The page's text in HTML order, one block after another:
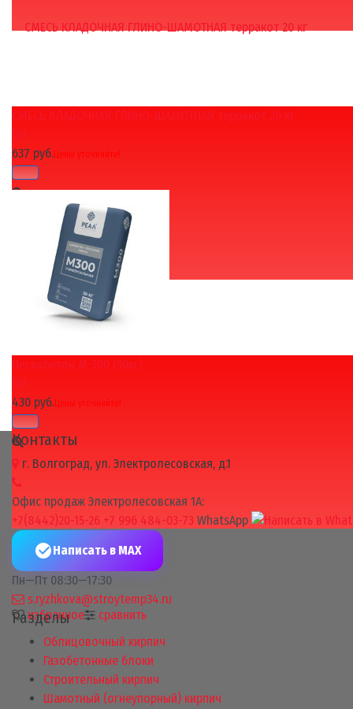
избранное сравнить
избранное сравнить
СМЕСЬ КЛАДОЧНАЯ ГЛИНО-ШАМОТНАЯ терракот 20 кг
(0)
637 руб.Цены уточняйте!
избранное сравнить
Пескобетон М-300 (50кг)
(0)
430 руб.Цены уточняйте!
Контакты
г. Волгоград, ул. Электролесовская, д.1
Офис продаж Электролесовская 1А:
+7(8442)20-15-26 +7 996 484-03-73 WhatsApp
Написать в MAX
Пн—Пт 08:30—17:30
s.ryzhkova@stroytemp34.ru
Разделы
Облицовочный кирпич
Газобетонные блоки
Строительный кирпич
Шамотный (огнеупорный) кирпич